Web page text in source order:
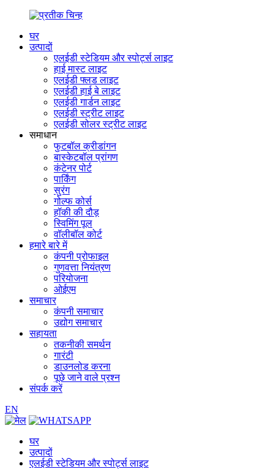
घर
उत्पादों
एलईडी स्टेडियम और स्पोर्ट्स लाइट
हाई मास्ट लाइट
एलईडी फ्लड लाइट
एलईडी हाई बे लाइट
एलईडी गार्डन लाइट
एलईडी स्ट्रीट लाइट
एलईडी सोलर स्ट्रीट लाइट
समाधान
फुटबॉल क्रीडांगन
बास्केटबॉल प्रांगण
कंटेनर पोर्ट
पार्किंग
सुरंग
गोल्फ कोर्स
हॉकी की दौड़
स्विमिंग पूल
वॉलीबॉल कोर्ट
हमारे बारे में
कंपनी प्रोफाइल
गुणवत्ता नियंत्रण
परियोजना
ओईएम
समाचार
कंपनी समाचार
उद्योग समाचार
सहायता
तकनीकी समर्थन
गारंटी
डाउनलोड करना
पूछे जाने वाले प्रश्न
संपर्क करें
EN
घर
उत्पादों
एलईडी स्टेडियम और स्पोर्ट्स लाइट